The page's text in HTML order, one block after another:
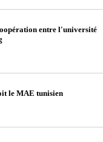
entre l'université
le MAE tunisien